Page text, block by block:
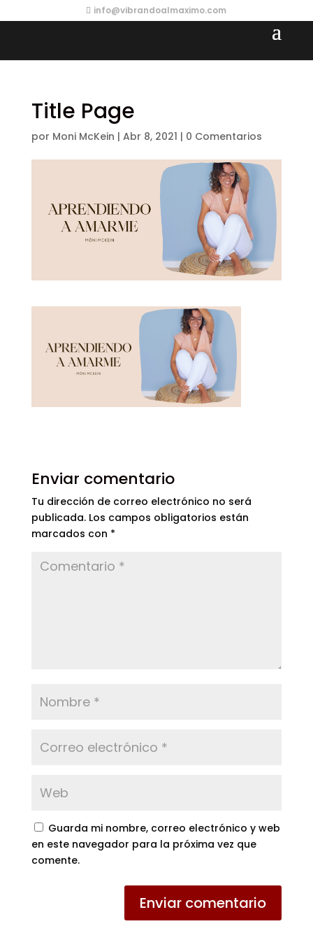
info@vibrandoalmaximo.com
Title Page
por Moni McKein | Abr 8, 2021 | 0 Comentarios
Enviar comentario
Tu dirección de correo electrónico no será
publicada. Los campos obligatorios están
marcados con *
Guarda mi nombre, correo electrónico y web
en este navegador para la próxima vez que
comente.